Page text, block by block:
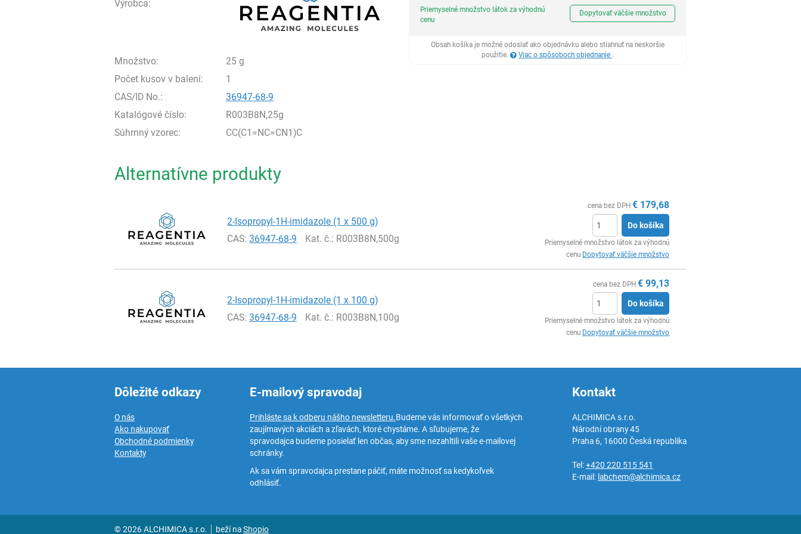
Výrobca:
Množstvo:
25 g
Počet kusov v balení:
1
CAS/ID No.:
36947-68-9
Katalógové číslo:
R003B8N,25g
Súhrnný vzorec:
CC(C1=NC=CN1)C
Ks
Priemyselné množstvo látok za výhodnú
cenu
Dopytovať väčšie množstvo
Obsah košíka je možné odoslať ako objednávku alebo stiahnuť na neskoršie
použitie.
Viac o spôsoboch objednanie .
Alternatívne produkty
2-Isopropyl-1H-imidazole (1 x 500 g)
CAS:36947-68-9 Kat. č.: R003B8N,500g
cena bez DPH € 179,68
Do košíka
Priemyselné množstvo látok za výhodnú
cenu Dopytovať väčšie množstvo
2-Isopropyl-1H-imidazole (1 x 100 g)
CAS:36947-68-9 Kat. č.: R003B8N,100g
cena bez DPH € 99,13
Do košíka
Priemyselné množstvo látok za výhodnú
cenu Dopytovať väčšie množstvo
Dôležité odkazy
O nás
Ako nakupovať
Obchodné podmienky
Kontakty
E-mailový spravodaj
Prihláste sa k odberu nášho newsletteru.Budeme vás informovať o všetkých
zaujímavých akciách a zľavách, ktoré chystáme. A sľubujeme, že
spravodajca budeme posielať len občas, aby sme nezahltili vaše e-mailovej
schránky.
Ak sa vám spravodajca prestane páčiť, máte možnosť sa kedykoľvek
odhlásiť.
Kontakt
ALCHIMICA s.r.o.
Národní obrany 45
Praha 6, 16000 Česká republika
Tel:+420 220 515 541
E-mail: labchem@alchimica.cz
© 2026 ALCHIMICA s.r.o. beží naShopio